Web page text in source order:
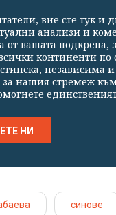
вие сте тук и
анализи и
вашата подкрепа,
континенти по
независима
за нашия стремеж
НИ
синове